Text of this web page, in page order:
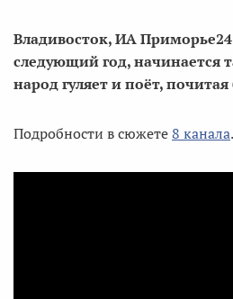
Владивосток, ИА
следующий год, начинается
народ гуляет и поёт,
Подробности в сюжете8 канала.